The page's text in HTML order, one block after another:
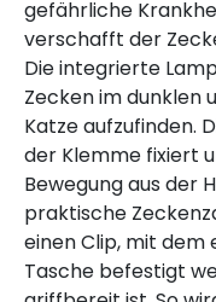
gefährliche
verschafft der
Die integrierte
Zecken im dunklen
Katze aufzufinden.
der Klemme fixiert
Bewegung aus der
praktische
einen Clip, mit dem
Tasche befestigt